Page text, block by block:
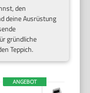
den
deine Ausrüstung
gründliche
Teppich.
ANGEBOT